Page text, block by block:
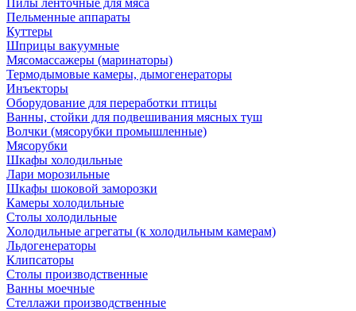
Пилы ленточные для мяса
Пельменные аппараты
Куттеры
Шприцы вакуумные
Мясомассажеры (маринаторы)
Термодымовые камеры, дымогенераторы
Инъекторы
Оборудование для переработки птицы
Ванны, стойки для подвешивания мясных туш
Волчки (мясорубки промышленные)
Мясорубки
Шкафы холодильные
Лари морозильные
Шкафы шоковой заморозки
Камеры холодильные
Столы холодильные
Холодильные агрегаты (к холодильным камерам)
Льдогенераторы
Клипсаторы
Столы производственные
Ванны моечные
Стеллажи производственные